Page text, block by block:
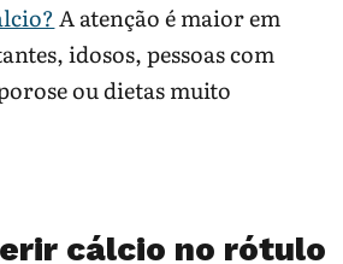
A atenção é maior em
idosos, pessoas com
ou dietas muito
cálcio no rótulo